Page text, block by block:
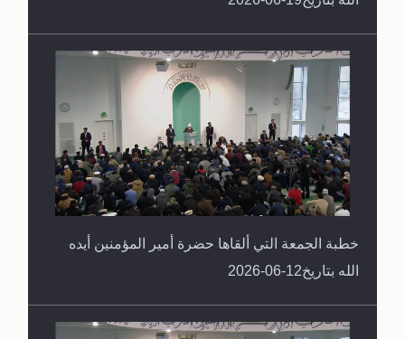
خطبة الجمعة التي ألقاها حضرة أمير المؤمنين أيده
الله بتاريخ12-06-2026